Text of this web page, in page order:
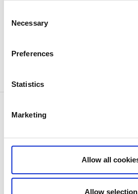
Selection
Necessary
Preferences
Statistics
Marketing
Allow all
Allow selection
Museet har öppet vissa helger
efter önskemål, för tidsbokning
Muséet tar även emot bokningar